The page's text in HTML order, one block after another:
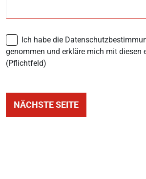
Ich habe die
genommen und erkläre mich mit diesen
(Pflichtfeld)
NÄCHSTE SEITE